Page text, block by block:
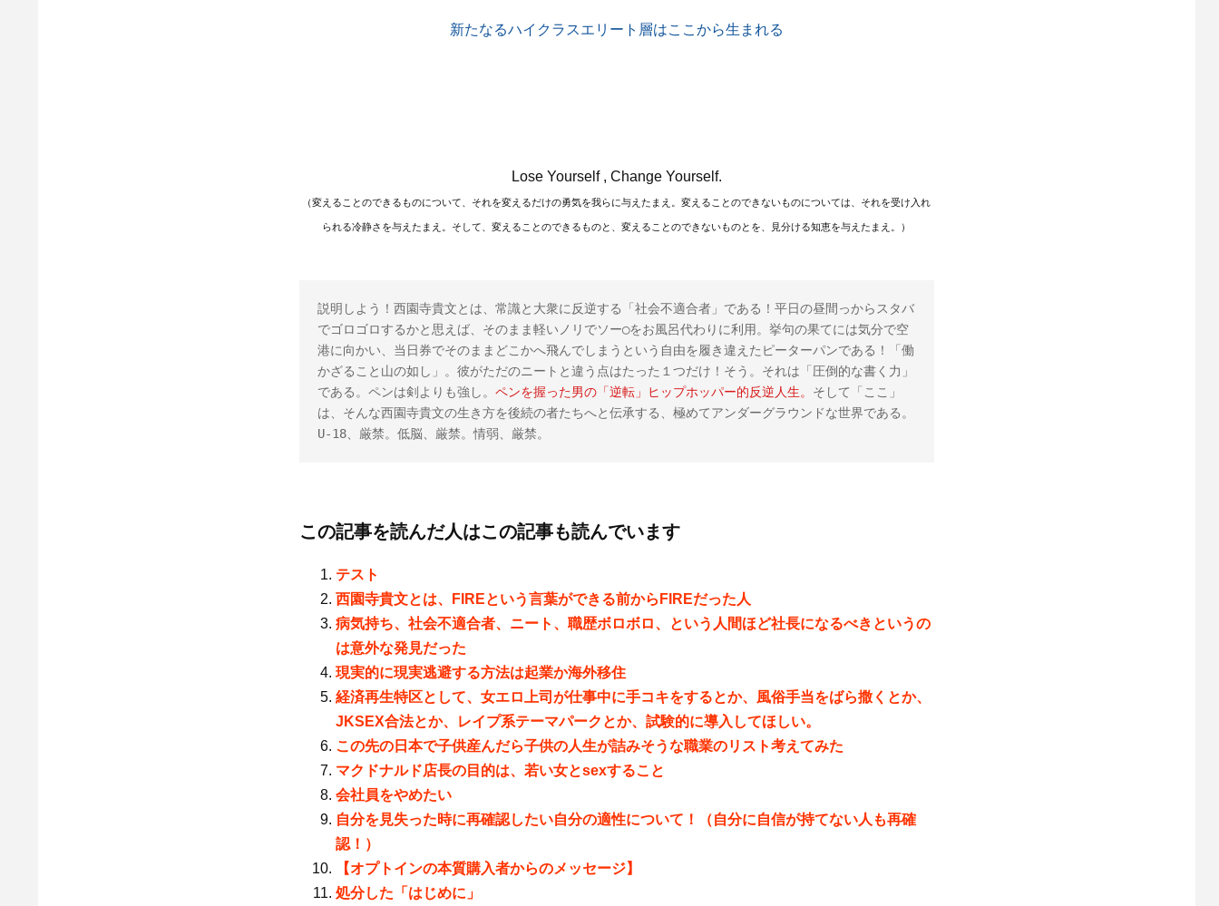
新たなるハイクラスエリート層はここから生まれる
Lose Yourself , Change Yourself.
（変えることのできるものについて、それを変えるだけの勇気を我らに与えたまえ。変えることのできないものについては、それを受け入れ
られる冷静さを与えたまえ。そして、変えることのできるものと、変えることのできないものとを、見分ける知恵を与えたまえ。）
説明しよう！西園寺貴文とは、常識と大衆に反逆する「社会不適合者」である！平日の昼間っからスタバ
でゴロゴロするかと思えば、そのまま軽いノリでソー◯をお風呂代わりに利用。挙句の果てには気分で空
港に向かい、当日券でそのままどこかへ飛んでしまうという自由を履き違えたピーターパンである！「働
かざること山の如し」。彼がただのニートと違う点はたった１つだけ！そう。それは「圧倒的な書く力」
である。ペンは剣よりも強し。 ペンを握った男の「逆転」ヒップホッパー的反逆人生。 そして「ここ」
は、そんな西園寺貴文の生き方を後続の者たちへと伝承する、極めてアンダーグラウンドな世界である。
U-18、厳禁。低脳、厳禁。情弱、厳禁。
この記事を読んだ人はこの記事も読んでいます
テスト
西園寺貴文とは、FIREという言葉ができる前からFIREだった人
病気持ち、社会不適合者、ニート、職歴ボロボロ、という人間ほど社長になるべきというの
は意外な発見だった
現実的に現実逃避する方法は起業か海外移住
経済再生特区として、女エロ上司が仕事中に手コキをするとか、風俗手当をばら撒くとか、
JKSEX合法とか、レイプ系テーマパークとか、試験的に導入してほしい。
この先の日本で子供産んだら子供の人生が詰みそうな職業のリスト考えてみた
マクドナルド店長の目的は、若い女とsexすること
会社員をやめたい
自分を見失った時に再確認したい自分の適性について！（自分に自信が持てない人も再確
認！）
【オプトインの本質購入者からのメッセージ】
処分した「はじめに」